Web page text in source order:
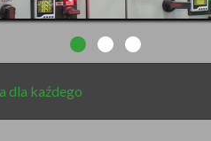
dla kaźdego